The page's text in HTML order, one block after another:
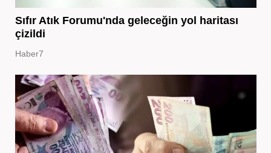
Sıfır Atık Forumu'nda geleceğin yol haritası
çizildi
Haber7